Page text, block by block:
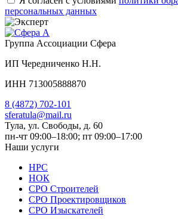
персональных данных
Группа Ассоциации Сфера
ИП Чередниченко Н.Н.
ИНН 713005888870
8 (4872) 702-101
sferatula@mail.ru
Тула, ул. Свободы, д. 60
пн-чт 09:00–18:00; пт 09:00–17:00
Наши услуги
НРС
НОК
СРО Строителей
СРО Проектировщиков
СРО Изыскателей